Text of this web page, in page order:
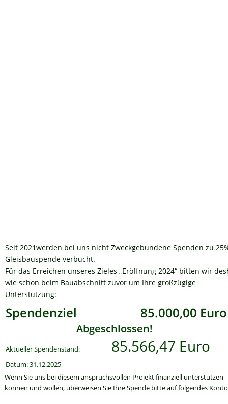
Seit 2021werden bei uns nicht Zweckgebundene Spenden zu
Gleisbauspende verbucht.
Für das Erreichen unseres Zieles „Eröffnung 2024“ bitten wir
wie schon beim Bauabschnitt zuvor um Ihre großzügige
Unterstützung:
Spendenziel 85.000,00 Euro
Aktueller Spendenstand: 85.566,47 Euro
Datum: 31.12.2025
Wenn Sie uns bei diesem anspruchsvollen Projekt finanziell unterstützen
können und wollen, überweisen Sie Ihre Spende bitte auf folgendes
Abgeschlossen!